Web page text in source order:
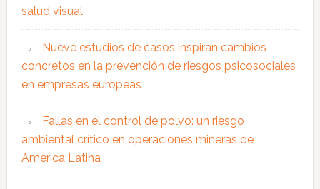
salud visual
Nueve estudios de casos inspiran cambios
concretos en la prevención de riesgos psicosociales
en empresas europeas
Fallas en el control de polvo: un riesgo
ambiental crítico en operaciones mineras de
América Latina